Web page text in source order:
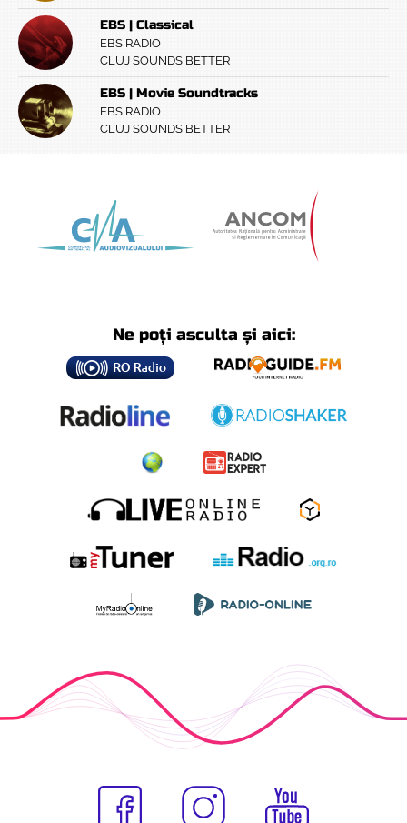
EBS | Classical
EBS RADIO
CLUJ SOUNDS BETTER
EBS | Movie Soundtracks
EBS RADIO
CLUJ SOUNDS BETTER
Ne poți asculta și aici: